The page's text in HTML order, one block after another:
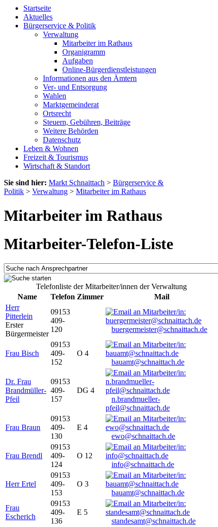
Startseite
Aktuelles
Bürgerservice & Politik
Verwaltung
Mitarbeiter im Rathaus
Organigramm
Aufgaben
Online-Bürgerdienstleistungen
Informationen aus den Ämtern
Ver- und Entsorgung
Wahlen
Marktgemeinderat
Ortsrecht
Steuern, Gebühren, Beiträge
Weitere Behörden
Datenschutz
Leben & Wohnen
Freizeit & Tourismus
Wirtschaft & Standort
Sie sind hier: Markt Schnaittach > Bürgerservice &
Politik > Verwaltung > Mitarbeiter im Rathaus
Mitarbeiter im Rathaus
Mitarbeiter-Telefon-Liste
Telefonliste der Mitarbeiter/innen der Verwaltung
Name
Telefon Zimmer
Mail
Herr
Pitterlein
Erster
Bürgermeister
09153
409-
120
buergermeister@schnaittach.de
Frau Bisch
09153
409-
152
O 4
bauamt@schnaittach.de
Dr. Frau
Brandmüller-
Pfeil
09153
409-
157
DG 4
n.brandmueller-
pfeil@schnaittach.de
Frau Braun
09153
409-
130
E 4
ewo@schnaittach.de
Frau Brendl
09153
409-
124
O 12
info@schnaittach.de
Herr Ertel
09153
409-
153
O 3
bauamt@schnaittach.de
Frau
Escherich
09153
409-
136
E 5
standesamt@schnaittach.de